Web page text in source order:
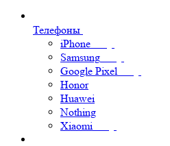
Телефоны
iPhone
Samsung
Google Pixel
Honor
Huawei
Nothing
Xiaomi